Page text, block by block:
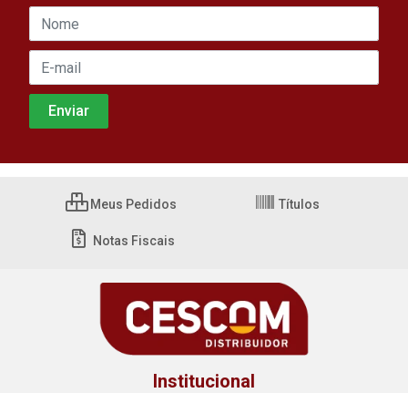
Meus Pedidos Títulos
Notas Fiscais
Institucional